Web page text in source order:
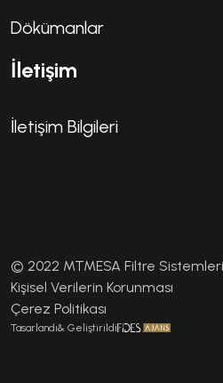
Dökümanlar
İletişim
İletişim Bilgileri
© 2022 MTMESA Filtre
Kişisel Verilerin Korunması
Çerez Politikası
Tasarlandı& Geliştirildi